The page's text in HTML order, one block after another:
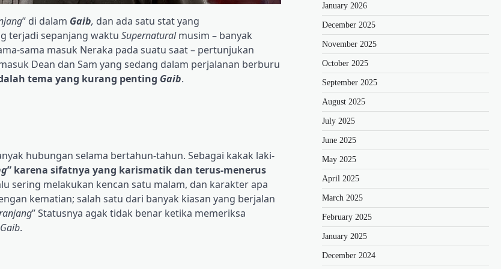
” di dalam Gaib, dan ada satu stat yang
terjadi sepanjang waktu Supernaturalmusim – banyak
sama masuk Neraka pada suatu saat – pertunjukan
Dean dan Sam yang sedang dalam perjalanan berburu
tema yang kurang penting Gaib.
hubungan selama bertahun-tahun. Sebagai kakak laki-
” karena sifatnya yang karismatik dan terus-menerus
sering melakukan kencan satu malam, dan karakter apa
kematian; salah satu dari banyak kiasan yang berjalan
” Statusnya agak tidak benar ketika memeriksa
Gaib.
January 2026
December 2025
November 2025
October 2025
September 2025
August 2025
July 2025
June 2025
May 2025
April 2025
March 2025
February 2025
January 2025
December 2024